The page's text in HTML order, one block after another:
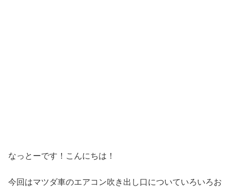
なっとーです！こんにちは！
今回はマツダ車のエアコン吹き出し口についていろいろお